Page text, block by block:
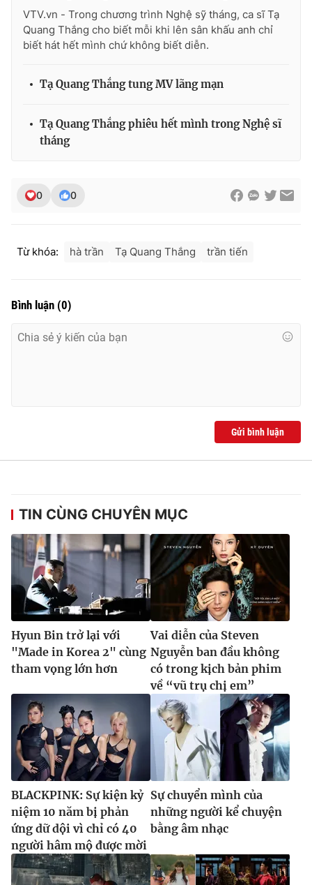
VTV.vn - Trong chương trình Nghệ sỹ tháng, ca sĩ Tạ
Quang Thắng cho biết mỗi khi lên sân khấu anh chỉ
biết hát hết mình chứ không biết diễn.
Tạ Quang Thắng tung MV lãng mạn
Tạ Quang Thắng phiêu hết mình trong Nghệ sĩ
tháng
0 0
Từ khóa: hà trần Tạ Quang Thắng trần tiến
Bình luận (0)
Gửi bình luận
TIN CÙNG CHUYÊN MỤC
Hyun Bin trở lại với
"Made in Korea 2" cùng
tham vọng lớn hơn
Vai diễn của Steven
Nguyễn ban đầu không
có trong kịch bản phim
về “vũ trụ chị em”
BLACKPINK: Sự kiện kỷ
niệm 10 năm bị phản
ứng dữ dội vì chỉ có 40
người hâm mộ được mời
Sự chuyển mình của
những người kể chuyện
bằng âm nhạc